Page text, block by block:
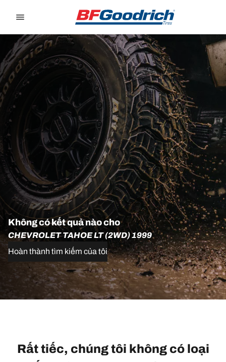
Không có kết quả nào cho
CHEVROLET TAHOE LT (2WD) 1999
Hoàn thành tìm kiếm của tôi
Rất tiếc, chúng tôi không có loại